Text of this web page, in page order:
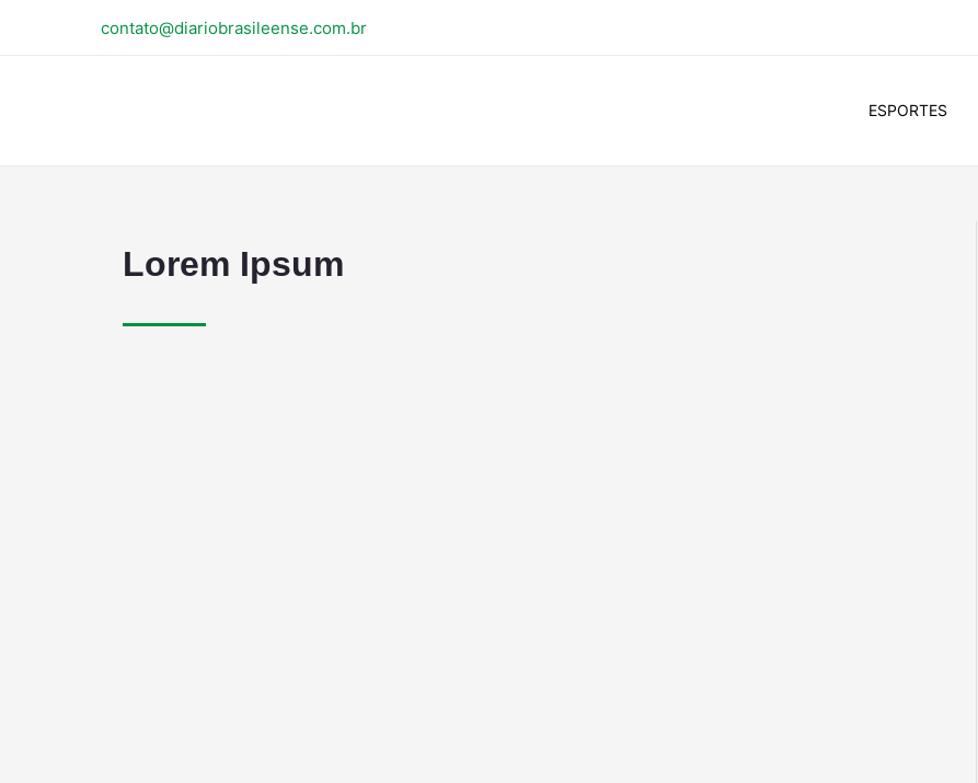
contato@diariobrasileense.com.br
ESPORTES
Lorem Ipsum